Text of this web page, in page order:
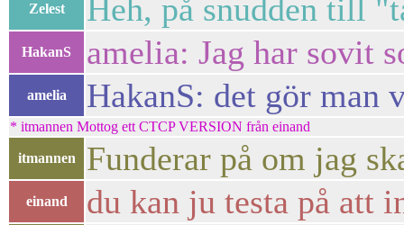
Zelest Heh, på snudden till
HakanS amelia: Jag har sovit
amelia HakanS: det gör man
* itmannen Mottog ett CTCP VERSION från einand
itmannen Funderar på om jag
einand du kan ju testa på att